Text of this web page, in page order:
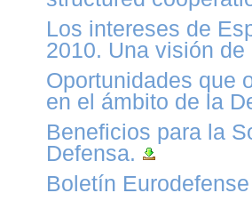
Los intereses de
2010. Una visión
Oportunidades que
en el ámbito de la
Beneficios para la
Defensa.
Boletín